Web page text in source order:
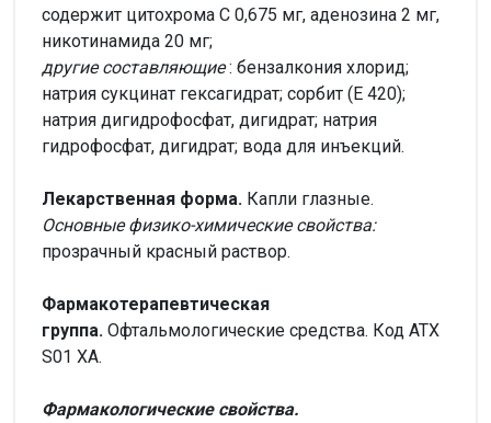
содержит цитохрома С 0,675 мг, аденозина 2 мг,
никотинамида 20 мг;
другие составляющие: бензалкония хлорид;
натрия сукцинат гексагидрат; сорбит (E 420);
натрия дигидрофосфат, дигидрат; натрия
гидрофосфат, дигидрат; вода для инъекций.
Лекарственная форма. Капли глазные.
Основные физико-химические свойства:
прозрачный красный раствор.
Фармакотерапевтическая
группа. Офтальмологические средства. Код ATX
S01 XA.
Фармакологические свойства.